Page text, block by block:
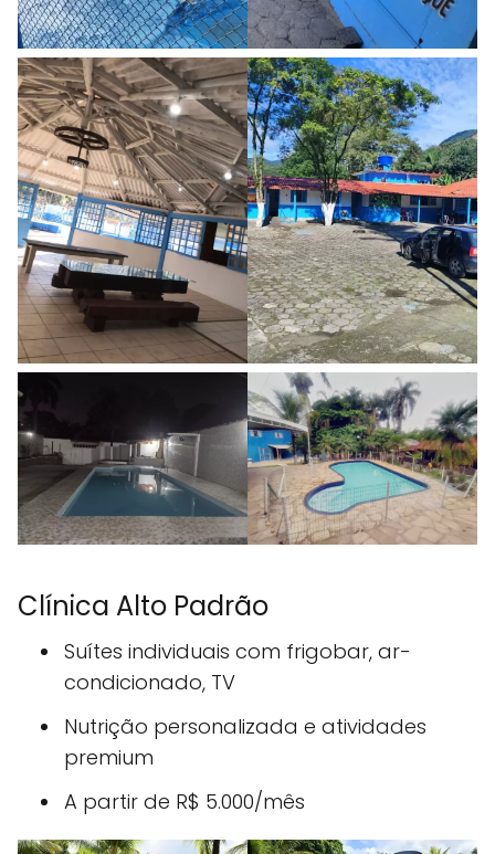
Clínica Alto Padrão
Suítes individuais com frigobar, ar-
condicionado, TV
Nutrição personalizada e atividades
premium
A partir de R$ 5.000/mês